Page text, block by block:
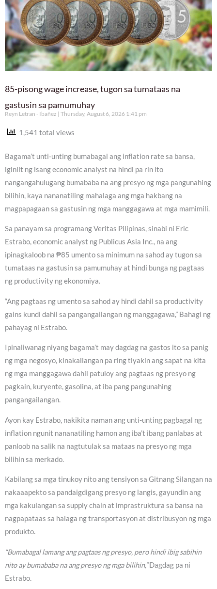
85-pisong wage increase, tugon sa tumataas na
gastusin sa pamumuhay
Reyn Letran - Ibañez Thursday, August 6, 2026 1:41 pm
1,541 total views
Bagama’t unti-unting bumabagal ang inflation rate sa bansa,
iginiit ng isang economic analyst na hindi pa rin ito
nangangahulugang bumababa na ang presyo ng mga pangunahing
bilihin, kaya nananatiling mahalaga ang mga hakbang na
magpapagaan sa gastusin ng mga manggagawa at mga mamimili.
Sa panayam sa programang Veritas Pilipinas, sinabi ni Eric
Estrabo, economic analyst ng Publicus Asia Inc., na ang
ipinagkaloob na ₱85 umento sa minimum na sahod ay tugon sa
tumataas na gastusin sa pamumuhay at hindi bunga ng pagtaas
ng productivity ng ekonomiya.
“Ang pagtaas ng umento sa sahod ay hindi dahil sa productivity
gains kundi dahil sa pangangailangan ng manggagawa,” Bahagi ng
pahayag ni Estrabo.
Ipinaliwanag niyang bagama’t may dagdag na gastos ito sa panig
ng mga negosyo, kinakailangan pa ring tiyakin ang sapat na kita
ng mga manggagawa dahil patuloy ang pagtaas ng presyo ng
pagkain, kuryente, gasolina, at iba pang pangunahing
pangangailangan.
Ayon kay Estrabo, nakikita naman ang unti-unting pagbagal ng
inflation ngunit nananatiling hamon ang iba’t ibang panlabas at
panloob na salik na nagtutulak sa mataas na presyo ng mga
bilihin sa merkado.
Kabilang sa mga tinukoy nito ang tensiyon sa Gitnang Silangan na
nakaaapekto sa pandaigdigang presyo ng langis, gayundin ang
mga kakulangan sa supply chain at imprastruktura sa bansa na
nagpapataas sa halaga ng transportasyon at distribusyon ng mga
produkto.
“Bumabagal lamang ang pagtaas ng presyo, pero hindi ibig sabihin
nito ay bumababa na ang presyo ng mga bilihin,”Dagdag pa ni
Estrabo.